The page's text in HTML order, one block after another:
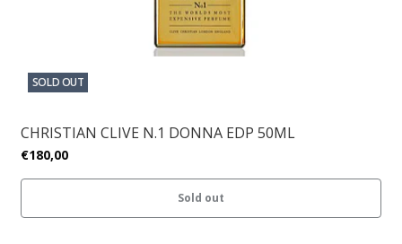
SOLD OUT
CHRISTIAN CLIVE N.1 DONNA EDP 50ML
€180,00
Sold out